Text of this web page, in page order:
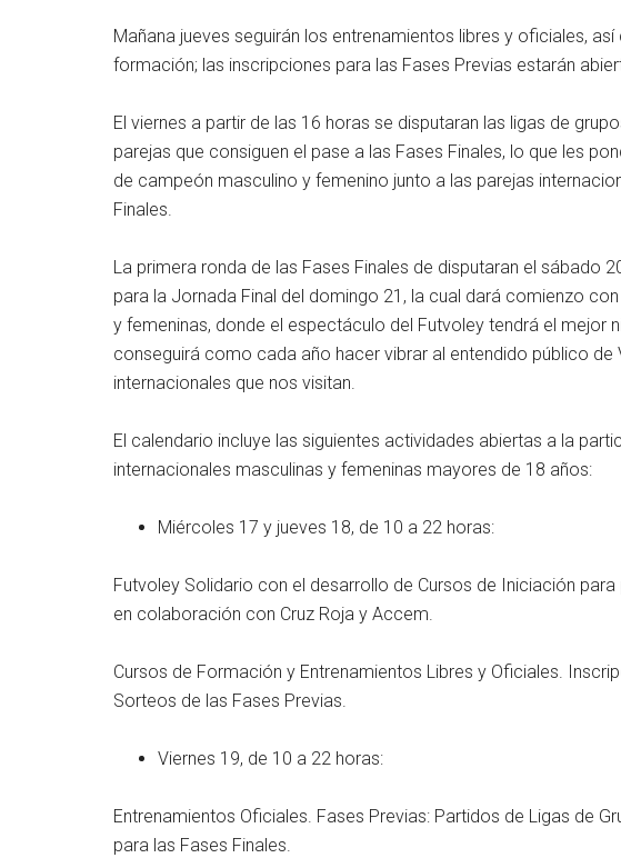
Mañana jueves seguirán los entrenamientos libres y oficiales,
formación; las inscripciones para las Fases Previas estarán
El viernes a partir de las 16 horas se disputaran las ligas de
parejas que consiguen el pase a las Fases Finales, lo que les
de campeón masculino y femenino junto a las parejas
Finales.
La primera ronda de las Fases Finales de disputaran el sábado
para la Jornada Final del domingo 21, la cual dará comienzo
y femeninas, donde el espectáculo del Futvoley tendrá el mejor
conseguirá como cada año hacer vibrar al entendido público de
internacionales que nos visitan.
El calendario incluye las siguientes actividades abiertas a la
internacionales masculinas y femeninas mayores de 18 años:
Miércoles 17 y jueves 18, de 10 a 22 horas:
Futvoley Solidario con el desarrollo de Cursos de Iniciación
en colaboración con Cruz Roja y Accem.
Cursos de Formación y Entrenamientos Libres y Oficiales.
Sorteos de las Fases Previas.
Viernes 19, de 10 a 22 horas:
Entrenamientos Oficiales. Fases Previas: Partidos de Ligas de
para las Fases Finales.